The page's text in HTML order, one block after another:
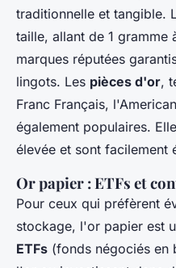
traditionnelle et tangible.
taille, allant de 1 gramme
marques réputées
lingots. Les pièces d'or,
Franc Français,
également populaires.
élevée et sont facilement
Or papier : ETFs et
Pour ceux qui préfèrent
stockage, l'or papier est
ETFs (fonds négociés en